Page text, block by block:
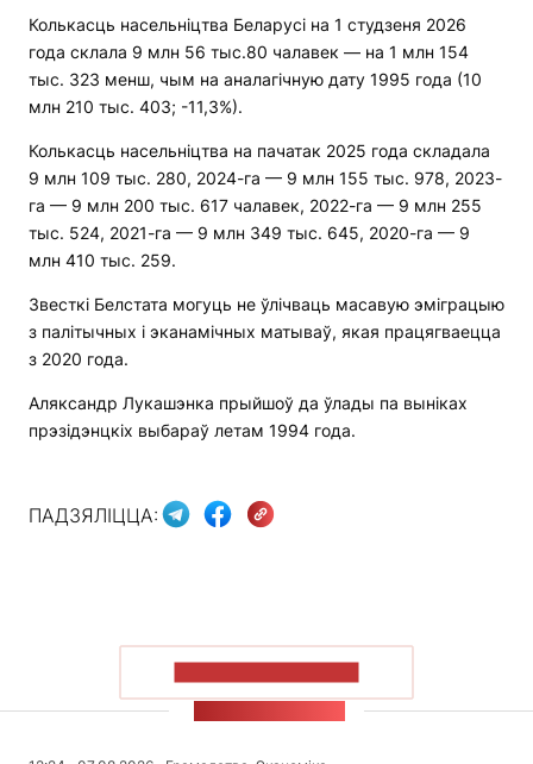
Колькасць насельніцтва Беларусі на 1 студзеня 2026
года склала 9 млн 56 тыс.80 чалавек — на 1 млн 154
тыс. 323 менш, чым на аналагічную дату 1995 года (10
млн 210 тыс. 403; -11,3%).
Колькасць насельніцтва на пачатак 2025 года складала
9 млн 109 тыс. 280, 2024-га — 9 млн 155 тыс. 978, 2023-
га — 9 млн 200 тыс. 617 чалавек, 2022-га — 9 млн 255
тыс. 524, 2021-га — 9 млн 349 тыс. 645, 2020-га — 9
млн 410 тыс. 259.
Звесткі Белстата могуць не ўлічваць масавую эміграцыю
з палітычных і эканамічных матываў, якая працягваецца
з 2020 года.
Аляксандр Лукашэнка прыйшоў да ўлады па выніках
прэзідэнцкіх выбараў летам 1994 года.
ПАДЗЯЛІЦЦА: